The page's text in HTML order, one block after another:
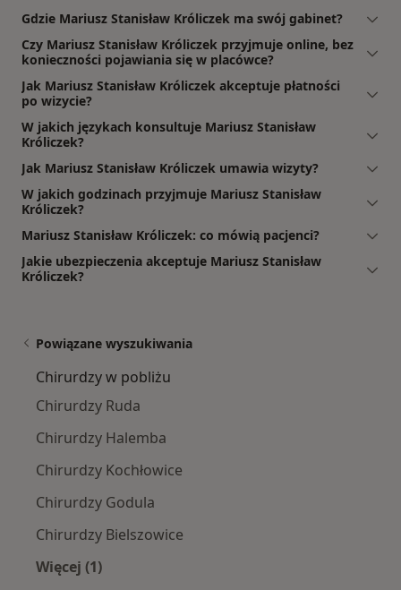
Gdzie Mariusz Stanisław Króliczek ma swój gabinet?
Czy Mariusz Stanisław Króliczek przyjmuje online, bez
konieczności pojawiania się w placówce?
Jak Mariusz Stanisław Króliczek akceptuje płatności
po wizycie?
W jakich językach konsultuje Mariusz Stanisław
Króliczek?
Jak Mariusz Stanisław Króliczek umawia wizyty?
W jakich godzinach przyjmuje Mariusz Stanisław
Króliczek?
Mariusz Stanisław Króliczek: co mówią pacjenci?
Jakie ubezpieczenia akceptuje Mariusz Stanisław
Króliczek?
Powiązane wyszukiwania
Chirurdzy w pobliżu
Chirurdzy Ruda
Chirurdzy Halemba
Chirurdzy Kochłowice
Chirurdzy Godula
Chirurdzy Bielszowice
Więcej (1)